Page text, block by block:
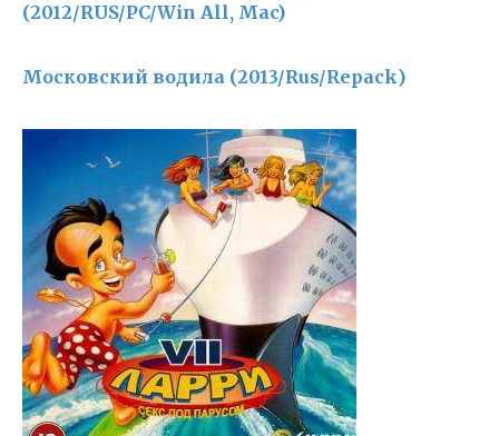
(2012/RUS/PC/Win All, Mac)
Московский водила (2013/Rus/Repack)